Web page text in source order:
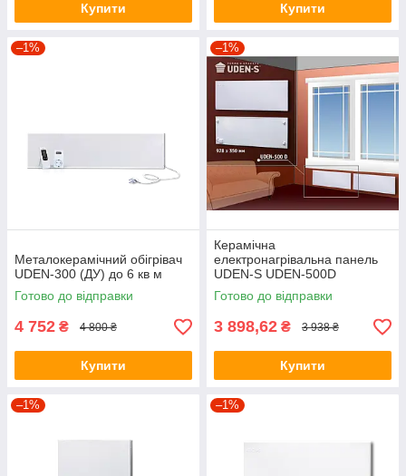
Купити Купити
–1%
Металокерамічний обігрівач
UDEN-300 (ДУ) до 6 кв м
Готово до відправки
4 752 ₴ 4 800 ₴
Купити
–1%
Керамічна
електронагрівальна панель
UDEN-S UDEN-500D
Стандарт без шнура та вилки
Готово до відправки
3 898,62 ₴ 3 938 ₴
Купити
–1% –1%